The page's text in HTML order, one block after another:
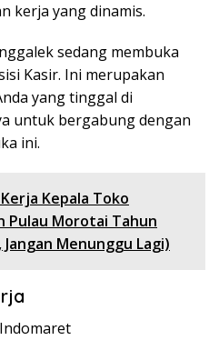
kerja yang dinamis.
sedang membuka
Kasir. Ini merupakan
yang tinggal di
untuk bergabung dengan
ini.
Kepala Toko
Pulau Morotai Tahun
Menunggu Lagi)
Indomaret